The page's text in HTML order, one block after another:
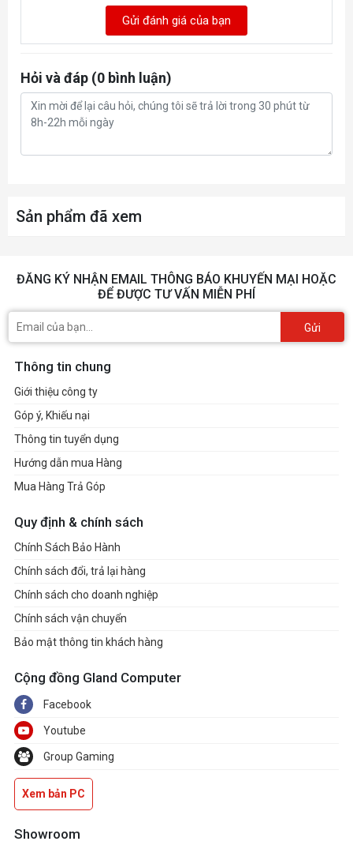
Gửi đánh giá của bạn
Hỏi và đáp (0 bình luận)
Sản phẩm đã xem
ĐĂNG KÝ NHẬN EMAIL THÔNG BÁO KHUYẾN MẠI HOẶC
ĐỂ ĐƯỢC TƯ VẤN MIỄN PHÍ
Gửi
Thông tin chung
Giới thiệu công ty
Góp ý, Khiếu nại
Thông tin tuyển dụng
Hướng dẫn mua Hàng
Mua Hàng Trả Góp
Quy định & chính sách
Chính Sách Bảo Hành
Chính sách đổi, trả lại hàng
Chính sách cho doanh nghiệp
Chính sách vận chuyển
Bảo mật thông tin khách hàng
Cộng đồng Gland Computer
Facebook
Youtube
Group Gaming
Xem bản PC
Showroom